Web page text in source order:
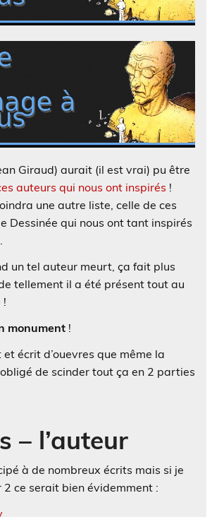
Giraud) aurait (il est vrai) pu être
auteurs qui nous ont inspirés !
une autre liste, celle de ces
Dessinée qui nous ont tant inspirés
un tel auteur meurt, ça fait plus
tellement il a été présent tout au
!
monument !
écrit d’ouevres que même la
de scinder tout ça en 2 parties
– l’auteur
à de nombreux écrits mais si je
ce serait bien évidemment :